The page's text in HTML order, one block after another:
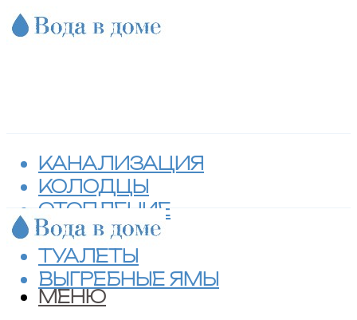
КАНАЛИЗАЦИЯ
КОЛОДЦЫ
ОТОПЛЕНИЕ
СЕПТИКИ
ТУАЛЕТЫ
ВЫГРЕБНЫЕ ЯМЫ
МЕНЮ